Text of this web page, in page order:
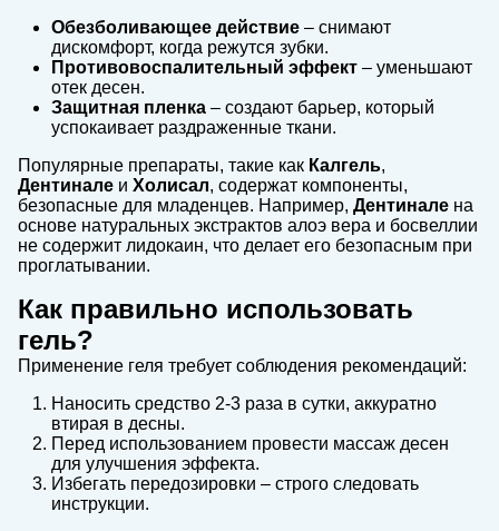
Обезболивающее действие – снимают
дискомфорт, когда режутся зубки.
Противовоспалительный эффект – уменьшают
отек десен.
Защитная пленка – создают барьер, который
успокаивает раздраженные ткани.
Популярные препараты, такие как Калгель,
Дентинале и Холисал, содержат компоненты,
безопасные для младенцев. Например, Дентинале на
основе натуральных экстрактов алоэ вера и босвеллии
не содержит лидокаин, что делает его безопасным при
проглатывании.
Как правильно использовать
гель?
Применение геля требует соблюдения рекомендаций:
Наносить средство 2-3 раза в сутки, аккуратно
втирая в десны.
Перед использованием провести массаж десен
для улучшения эффекта.
Избегать передозировки – строго следовать
инструкции.